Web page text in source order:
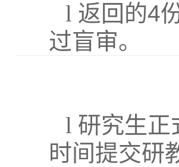
l 返回的4
过盲审。
l 研究生正
时间提交研